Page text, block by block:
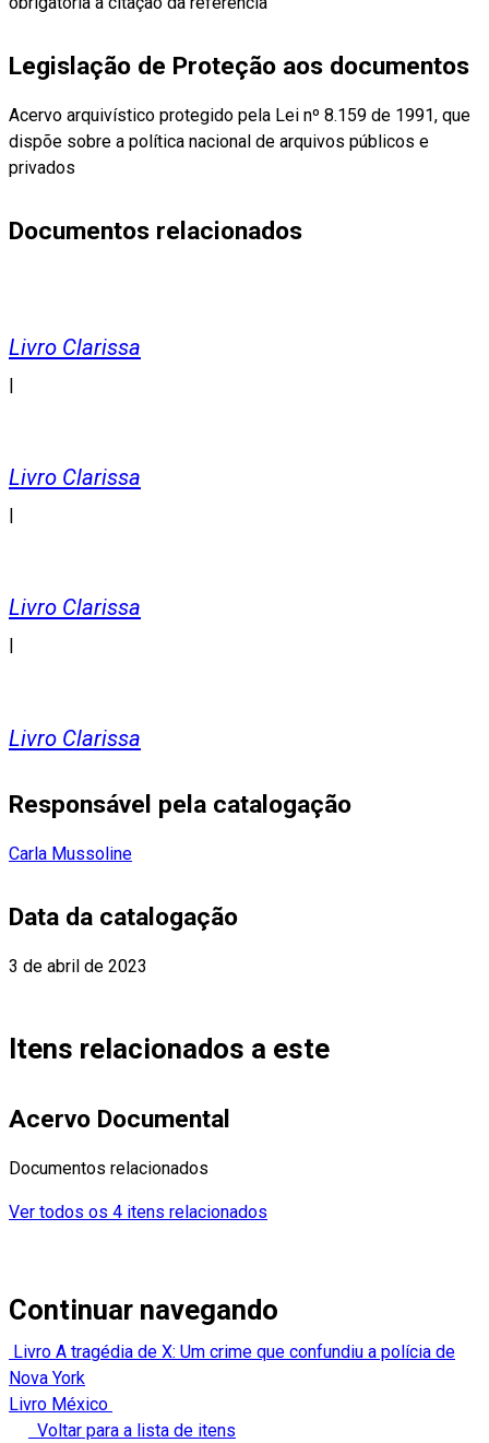
Legislação de Proteção aos documentos
Acervo arquivístico protegido pela Lei nº 8.159 de 1991, que
dispõe sobre a política nacional de arquivos públicos e
privados
Documentos relacionados
Livro Clarissa
|
Livro Clarissa
|
Livro Clarissa
Livro Clarissa
Responsável pela catalogação
Carla Mussoline
Data da catalogação
3 de abril de 2023
Itens relacionados a este
Acervo Documental
Documentos relacionados
Ver todos os 4 itens relacionados
Continuar navegando
Livro A tragédia de X: Um crime que confundiu a polícia de
Nova York
Livro México
Voltar para a lista de itens